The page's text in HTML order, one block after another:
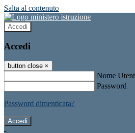
Salta al contenuto
Accedi
Accedi
button close ×
Nome
Password
Password dimenticata?
-